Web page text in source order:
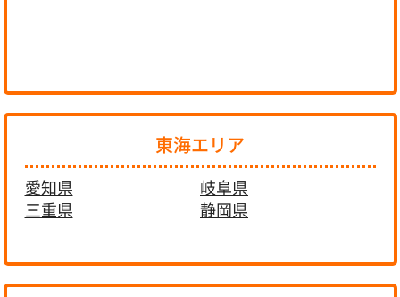
東海エリア
愛知県
岐阜県
三重県
静岡県